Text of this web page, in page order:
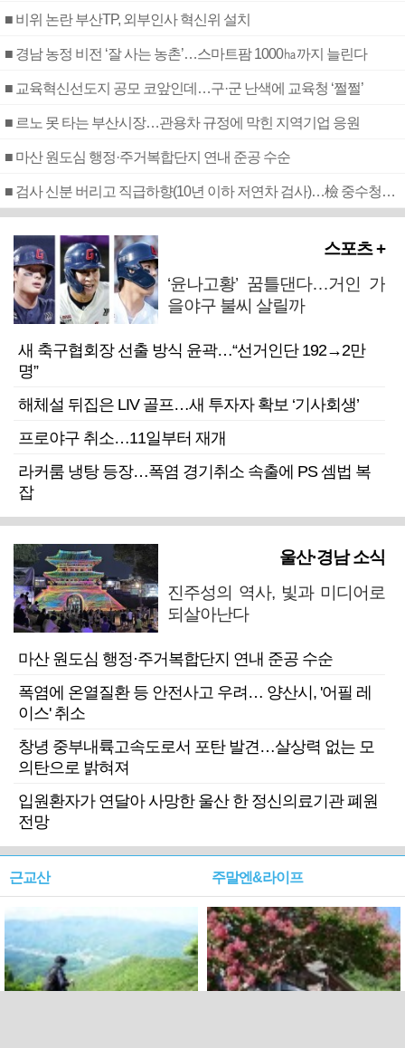
■ 비위 논란 부산TP, 외부인사 혁신위 설치
■ 경남 농정 비전 ‘잘 사는 농촌’…스마트팜 1000㏊까지 늘린다
■ 교육혁신선도지 공모 코앞인데…구·군 난색에 교육청 ‘쩔쩔’
■ 르노 못 타는 부산시장…관용차 규정에 막힌 지역기업 응원
■ 마산 원도심 행정·주거복합단지 연내 준공 수순
■ 검사 신분 버리고 직급하향(10년 이하 저연차 검사)…檢 중수청행 기피
스포츠 +
‘윤나고황’ 꿈틀댄다…거인 가
을야구 불씨 살릴까
새 축구협회장 선출 방식 윤곽…“선거인단 192→2만
명”
해체설 뒤집은 LIV 골프…새 투자자 확보 ‘기사회생’
프로야구 취소…11일부터 재개
라커룸 냉탕 등장…폭염 경기취소 속출에 PS 셈법 복
잡
울산·경남 소식
진주성의 역사, 빛과 미디어로
되살아난다
마산 원도심 행정·주거복합단지 연내 준공 수순
폭염에 온열질환 등 안전사고 우려… 양산시, '어필 레
이스' 취소
창녕 중부내륙고속도로서 포탄 발견…살상력 없는 모
의탄으로 밝혀져
입원환자가 연달아 사망한 울산 한 정신의료기관 폐원
전망
근교산 주말엔&라이프